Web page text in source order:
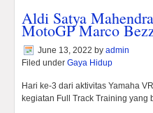
Aldi Satya
MotoGP Marco
June 13, 2022 by admin
Filed under Gaya Hidup
Hari ke-3 dari aktivitas Yamaha
kegiatan Full Track Training yang